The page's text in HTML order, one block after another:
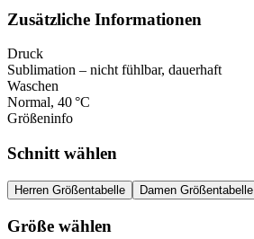
Zusätzliche Informationen
Druck
Sublimation – nicht fühlbar, dauerhaft
Waschen
Normal, 40 °C
Größeninfo
Schnitt wählen
Herren Größentabelle Damen Größentabelle
Größe wählen